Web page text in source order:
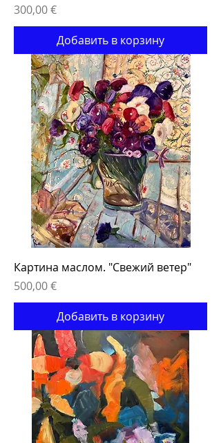
Цена
300,00 €
Добавить в корзину
Картина маслом. "Свежий ветер"
Цена
500,00 €
Добавить в корзину